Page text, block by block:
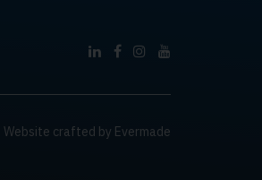
Website crafted by Evermade